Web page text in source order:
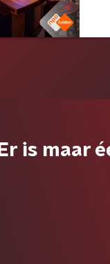
Er is maar